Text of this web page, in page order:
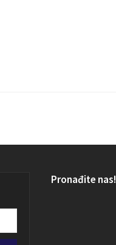
Pronađite nas!